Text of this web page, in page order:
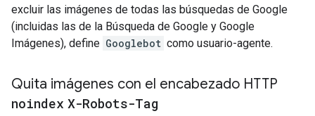
excluir las imágenes de todas las búsquedas de Google
(incluidas las de la Búsqueda de Google y Google
Imágenes), define Googlebot como usuario-agente.
Quita imágenes con el encabezado HTTP
noindex X-Robots-Tag